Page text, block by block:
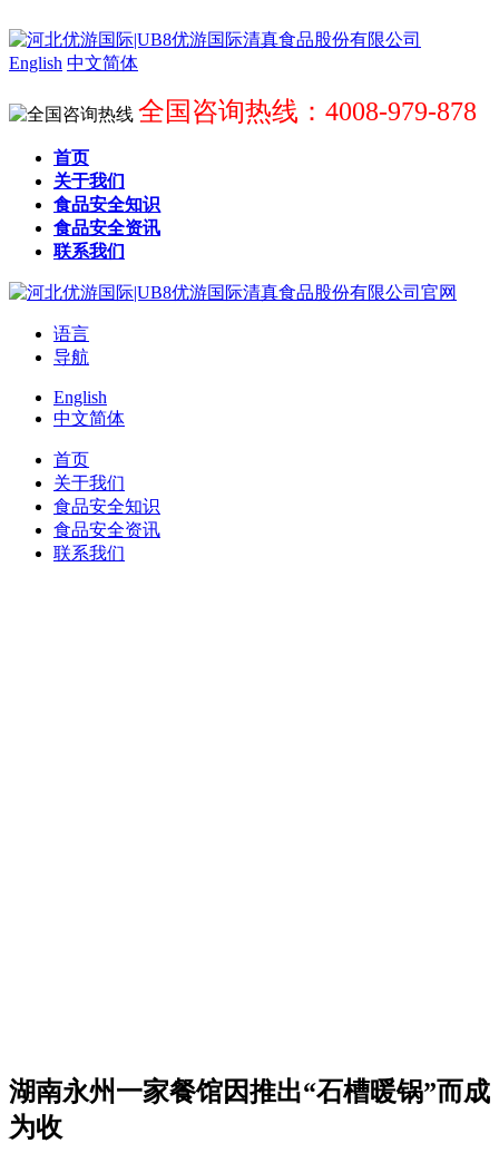
English 中文简体
全国咨询热线：4008-979-878
首页
关于我们
食品安全知识
食品安全资讯
联系我们
语言
导航
English
中文简体
首页
关于我们
食品安全知识
食品安全资讯
联系我们
湖南永州一家餐馆因推出“石槽暖锅”而成
为收